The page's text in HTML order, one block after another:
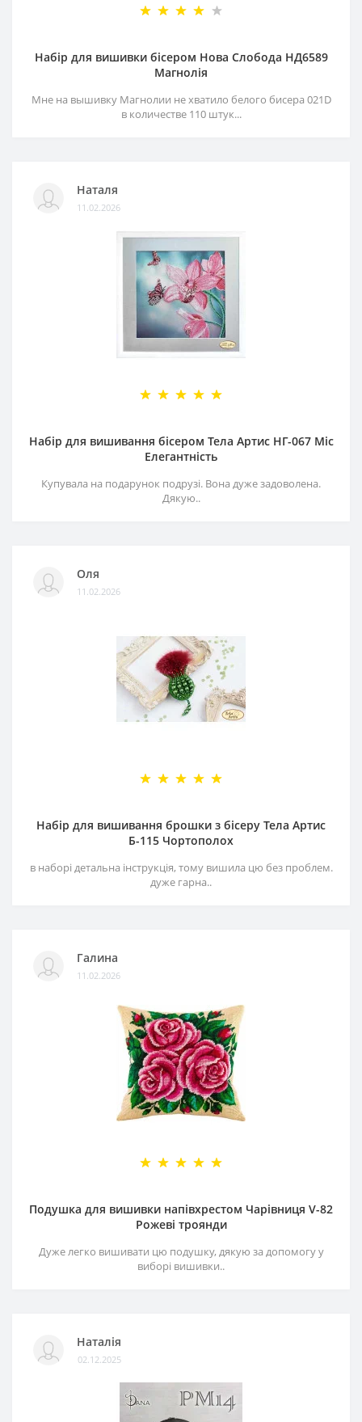
Набір для вишивки бісером Нова Слобода НД6589
Магнолія
Мне на вышивку Магнолии не хватило белого бисера 021D
в количестве 110 штук...
Наталя
11.02.2026
Набір для вишивання бісером Тела Артис НГ-067 Міс
Елегантність
Купувала на подарунок подрузі. Вона дуже задоволена.
Дякую..
Оля
11.02.2026
Набір для вишивання брошки з бісеру Тела Артис
Б-115 Чортополох
в наборі детальна інструкція, тому вишила цю без проблем.
дуже гарна..
Галина
11.02.2026
Подушка для вишивки напівхрестом Чарівниця V-82
Рожеві троянди
Дуже легко вишивати цю подушку, дякую за допомогу у
виборі вишивки..
Наталія
02.12.2025